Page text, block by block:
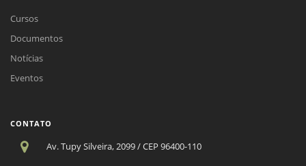
Cursos
Documentos
Notícias
Eventos
CONTATO
Av. Tupy Silveira, 2099 / CEP 96400-110